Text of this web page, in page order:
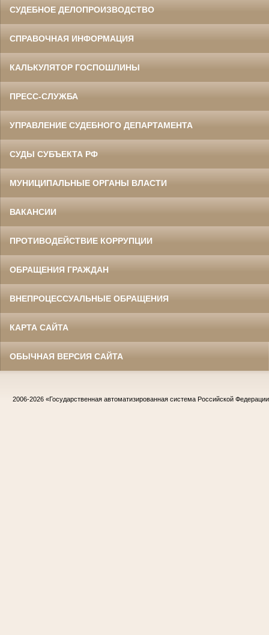
СУДЕБНОЕ ДЕЛОПРОИЗВОДСТВО
СПРАВОЧНАЯ ИНФОРМАЦИЯ
КАЛЬКУЛЯТОР ГОСПОШЛИНЫ
ПРЕСС-СЛУЖБА
УПРАВЛЕНИЕ СУДЕБНОГО ДЕПАРТАМЕНТА
СУДЫ СУБЪЕКТА РФ
МУНИЦИПАЛЬНЫЕ ОРГАНЫ ВЛАСТИ
ВАКАНСИИ
ПРОТИВОДЕЙСТВИЕ КОРРУПЦИИ
ОБРАЩЕНИЯ ГРАЖДАН
ВНЕПРОЦЕССУАЛЬНЫЕ ОБРАЩЕНИЯ
КАРТА САЙТА
ОБЫЧНАЯ ВЕРСИЯ САЙТА
2006-2026 «Государственная автоматизированная система Российской